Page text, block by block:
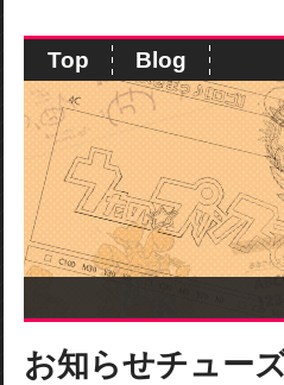
Top Blog
お知らせチュー